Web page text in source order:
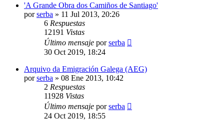
'A Grande Obra dos Camiños de Santiago'
porserba » 11 Jul 2013, 20:26
6 Respuestas
12191 Vistas
Último mensaje porserba
30 Oct 2019, 18:24
Arquivo da Emigración Galega (AEG)
porserba » 08 Ene 2013, 10:42
2 Respuestas
11928 Vistas
Último mensaje porserba
24 Oct 2019, 18:55